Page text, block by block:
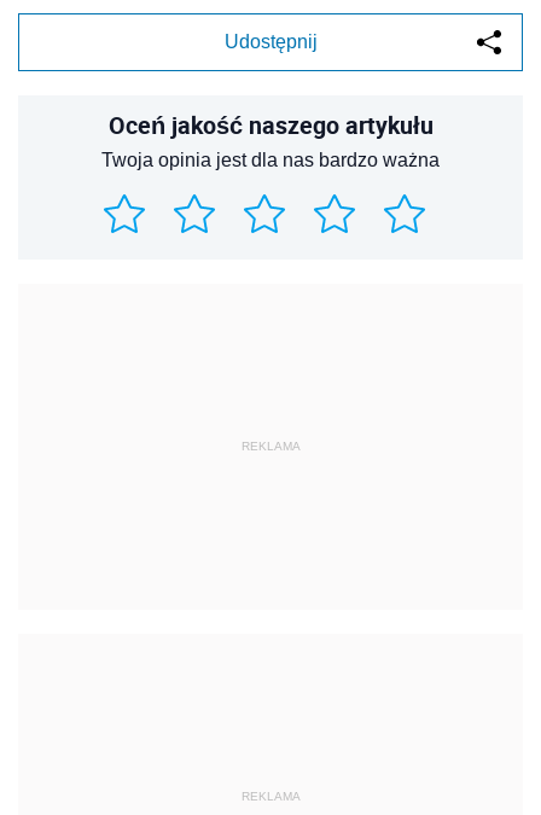
Udostępnij
Oceń jakość naszego artykułu
Twoja opinia jest dla nas bardzo ważna
REKLAMA
REKLAMA